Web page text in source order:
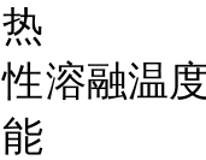
热
性
能
溶融温